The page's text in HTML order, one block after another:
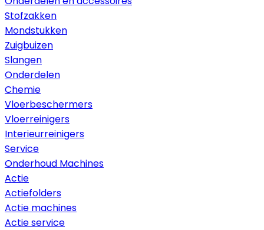
Stofzakken
Mondstukken
Zuigbuizen
Slangen
Onderdelen
Chemie
Vloerbeschermers
Vloerreinigers
Interieurreinigers
Service
Onderhoud Machines
Actie
Actiefolders
Actie machines
Actie service